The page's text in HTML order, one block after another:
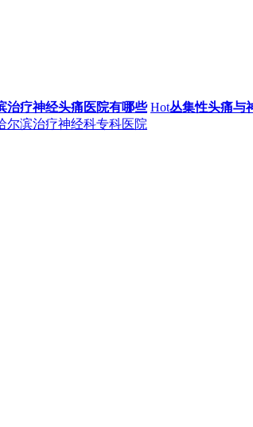
治疗神经头痛医院有哪些 Hot丛集性头痛与
尔滨治疗神经科专科医院